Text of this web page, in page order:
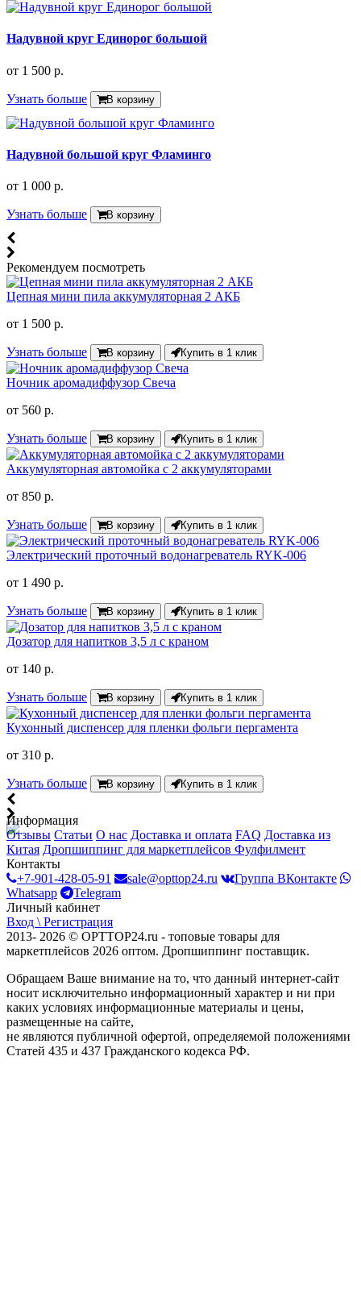
Надувной круг Единорог большой
от 1 500 р.
Узнать больше В корзину
Надувной большой круг Фламинго
от 1 000 р.
Узнать больше В корзину
Рекомендуем посмотреть
Цепная мини пила аккумуляторная 2 АКБ
от 1 500 р.
Узнать больше В корзину Купить в 1 клик
Ночник аромадиффузор Свеча
от 560 р.
Узнать больше В корзину Купить в 1 клик
Аккумуляторная автомойка с 2 аккумуляторами
от 850 р.
Узнать больше В корзину Купить в 1 клик
Электрический проточный водонагреватель RYK-006
от 1 490 р.
Узнать больше В корзину Купить в 1 клик
Дозатор для напитков 3,5 л с краном
от 140 р.
Узнать больше В корзину Купить в 1 клик
Кухонный диспенсер для пленки фольги пергамента
от 310 р.
Узнать больше В корзину Купить в 1 клик
Информация
Отзывы Статьи О нас Доставка и оплата FAQ Доставка из
Китая Дропшиппинг для маркетплейсов Фулфилмент
Контакты
+7-901-428-05-91
sale@opttop24.ru
Группа ВКонтакте
Whatsapp
Telegram
Личный кабинет
Вход \ Регистрация
2013- 2026 © OPTTOP24.ru - топовые товары для
маркетплейсов 2026 оптом. Дропшиппинг поставщик.
Обращаем Ваше внимание на то, что данный интернет-сайт
носит исключительно информационный характер и ни при
каких условиях информационные материалы и цены,
размещенные на сайте,
не являются публичной офертой, определяемой положениями
Статей 435 и 437 Гражданского кодекса РФ.